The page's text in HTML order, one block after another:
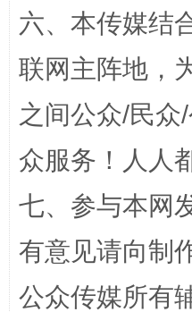
“蜀中异人”王建安的
六、本传媒结
联网主阵地，
之间公众/民
众服务！人人
七、参与本网
有意见请向制
公众传媒所有